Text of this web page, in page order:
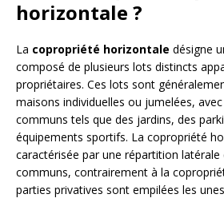
horizontale ?
La copropriété horizontale désigne
composé de plusieurs lots distincts
propriétaires. Ces lots sont
maisons individuelles ou jumelées,
communs tels que des jardins, des
équipements sportifs. La copropriété
caractérisée par une répartition latérale
communs, contrairement à la
parties privatives sont empilées les